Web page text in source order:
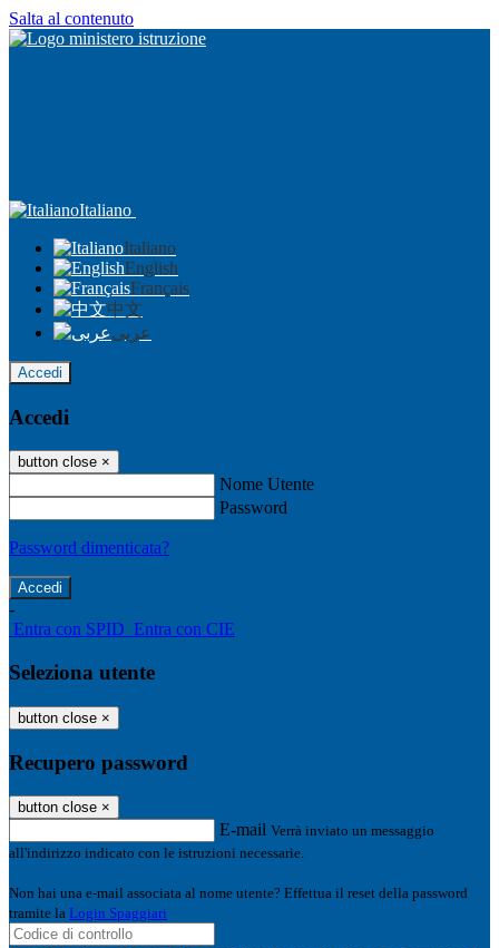
Salta al contenuto
Italiano
Italiano
English
Français
中文
عربى
Accedi
Accedi
button close ×
Nome Utente
Password
Password dimenticata?
-
Entra con SPID Entra con CIE
Seleziona utente
button close ×
Recupero password
button close ×
E-mail Verrà inviato un messaggio
all'indirizzo indicato con le istruzioni necessarie.
Non hai una e-mail associata al nome utente? Effettua il reset della password
tramite la Login Spaggiari